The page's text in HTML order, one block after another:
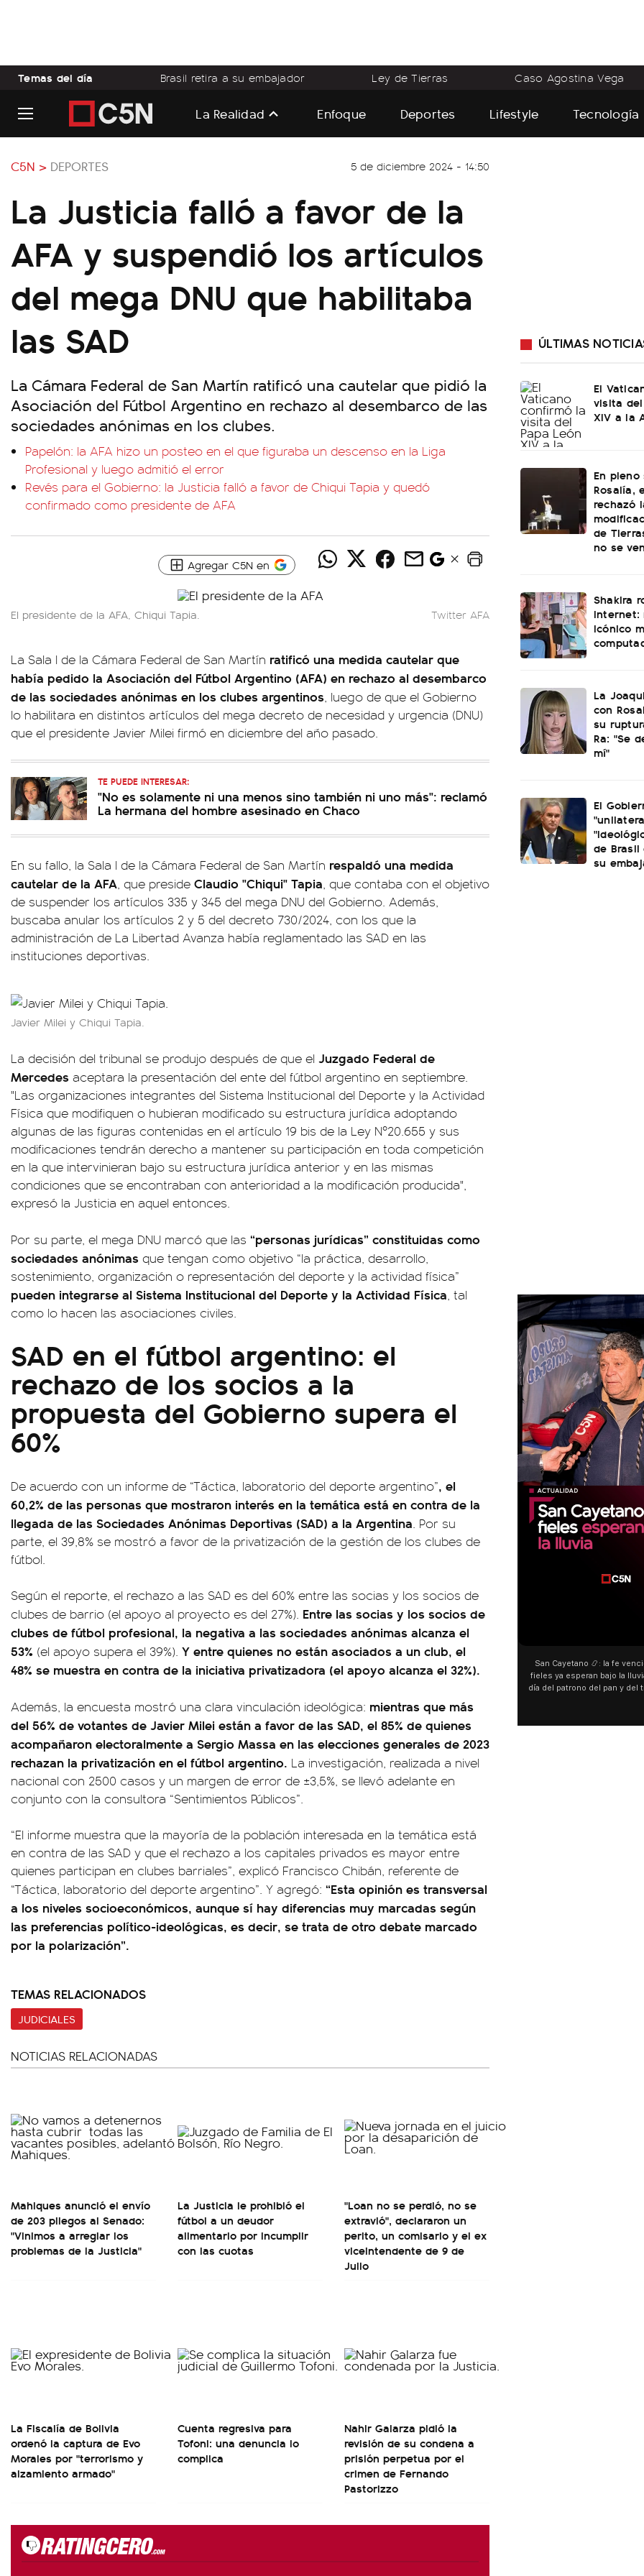
Temas del día Brasil retira a su embajador Ley de Tierras Caso Agostina Vega
La Realidad Enfoque Deportes Lifestyle Tecnología
C5N > DEPORTES 5 de diciembre 2024 - 14:50
La Justicia falló a favor de la
AFA y suspendió los artículos
del mega DNU que habilitaba
las SAD
La Cámara Federal de San Martín ratificó una cautelar que pidió la
Asociación del Fútbol Argentino en rechazo al desembarco de las
sociedades anónimas en los clubes.
Papelón: la AFA hizo un posteo en el que figuraba un descenso en la Liga
Profesional y luego admitió el error
Revés para el Gobierno: la Justicia falló a favor de Chiqui Tapia y quedó
confirmado como presidente de AFA
Agregar C5N en
El presidente de la AFA, Chiqui Tapia. Twitter AFA
La Sala I de la Cámara Federal de San Martín ratificó una medida cautelar que
había pedido la Asociación del Fútbol Argentino (AFA) en rechazo al desembarco
de las sociedades anónimas en los clubes argentinos, luego de que el Gobierno
lo habilitara en distintos artículos del mega decreto de necesidad y urgencia (DNU)
que el presidente Javier Milei firmó en diciembre del año pasado.
TE PUEDE INTERESAR:
"No es solamente ni una menos sino también ni uno más": reclamó
La hermana del hombre asesinado en Chaco
En su fallo, la Sala I de la Cámara Federal de San Martín respaldó una medida
cautelar de la AFA, que preside Claudio "Chiqui" Tapia, que contaba con el objetivo
de suspender los artículos 335 y 345 del mega DNU del Gobierno. Además,
buscaba anular los artículos 2 y 5 del decreto 730/2024, con los que la
administración de La Libertad Avanza había reglamentado las SAD en las
instituciones deportivas.
Javier Milei y Chiqui Tapia.
La decisión del tribunal se produjo después de que el Juzgado Federal de
Mercedes aceptara la presentación del ente del fútbol argentino en septiembre.
"Las organizaciones integrantes del Sistema Institucional del Deporte y la Actividad
Física que modifiquen o hubieran modificado su estructura jurídica adoptando
algunas de las figuras contenidas en el artículo 19 bis de la Ley Nº20.655 y sus
modificaciones tendrán derecho a mantener su participación en toda competición
en la que intervinieran bajo su estructura jurídica anterior y en las mismas
condiciones que se encontraban con anterioridad a la modificación producida",
expresó la Justicia en aquel entonces.
Por su parte, el mega DNU marcó que las “personas jurídicas” constituidas como
sociedades anónimas que tengan como objetivo “la práctica, desarrollo,
sostenimiento, organización o representación del deporte y la actividad física”
pueden integrarse al Sistema Institucional del Deporte y la Actividad Física, tal
como lo hacen las asociaciones civiles.
SAD en el fútbol argentino: el
rechazo de los socios a la
propuesta del Gobierno supera el
60%
De acuerdo con un informe de “Táctica, laboratorio del deporte argentino”, el
60,2% de las personas que mostraron interés en la temática está en contra de la
llegada de las Sociedades Anónimas Deportivas (SAD) a la Argentina. Por su
parte, el 39,8% se mostró a favor de la privatización de la gestión de los clubes de
fútbol.
Según el reporte, el rechazo a las SAD es del 60% entre las socias y los socios de
clubes de barrio (el apoyo al proyecto es del 27%). Entre las socias y los socios de
clubes de fútbol profesional, la negativa a las sociedades anónimas alcanza el
53% (el apoyo supera el 39%). Y entre quienes no están asociados a un club, el
48% se muestra en contra de la iniciativa privatizadora (el apoyo alcanza el 32%).
Además, la encuesta mostró una clara vinculación ideológica: mientras que más
del 56% de votantes de Javier Milei están a favor de las SAD, el 85% de quienes
acompañaron electoralmente a Sergio Massa en las elecciones generales de 2023
rechazan la privatización en el fútbol argentino. La investigación, realizada a nivel
nacional con 2500 casos y un margen de error de ±3,5%, se llevó adelante en
conjunto con la consultora “Sentimientos Públicos”.
“El informe muestra que la mayoría de la población interesada en la temática está
en contra de las SAD y que el rechazo a los capitales privados es mayor entre
quienes participan en clubes barriales”, explicó Francisco Chibán, referente de
“Táctica, laboratorio del deporte argentino”. Y agregó: “Esta opinión es transversal
a los niveles socioeconómicos, aunque sí hay diferencias muy marcadas según
las preferencias político-ideológicas, es decir, se trata de otro debate marcado
por la polarización”.
TEMAS RELACIONADOS
JUDICIALES
NOTICIAS RELACIONADAS
Mahiques anunció el envío
de 203 pliegos al Senado:
"Vinimos a arreglar los
problemas de la Justicia"
La Justicia le prohibió el
fútbol a un deudor
alimentario por incumplir
con las cuotas
"Loan no se perdió, no se
extravió", declararon un
perito, un comisario y el ex
viceintendente de 9 de
Julio
La Fiscalía de Bolivia
ordenó la captura de Evo
Morales por "terrorismo y
alzamiento armado"
Cuenta regresiva para
Tofoni: una denuncia lo
complica
Nahir Galarza pidió la
revisión de su condena a
prisión perpetua por el
crimen de Fernando
Pastorizzo
ÚLTIMAS
El
visita
XIV a la
En
Rosalía,
rechazó
de
no se
Shakira
internet:
icónico
La
con
su
Ra: "Se
mí"
El
de
su
00:00
fieles ya esperan bajo la lluvia ➡️ A horas del
personas acampan en Liniers para agradecer
y pedir. 🎙️ @bernardomagnago
“Preferís la joda y yo
¿Indirecta para Luck Ra? La
"Te vi", su nueva
encontrar similitudes entre
declaraciones que hizo tras